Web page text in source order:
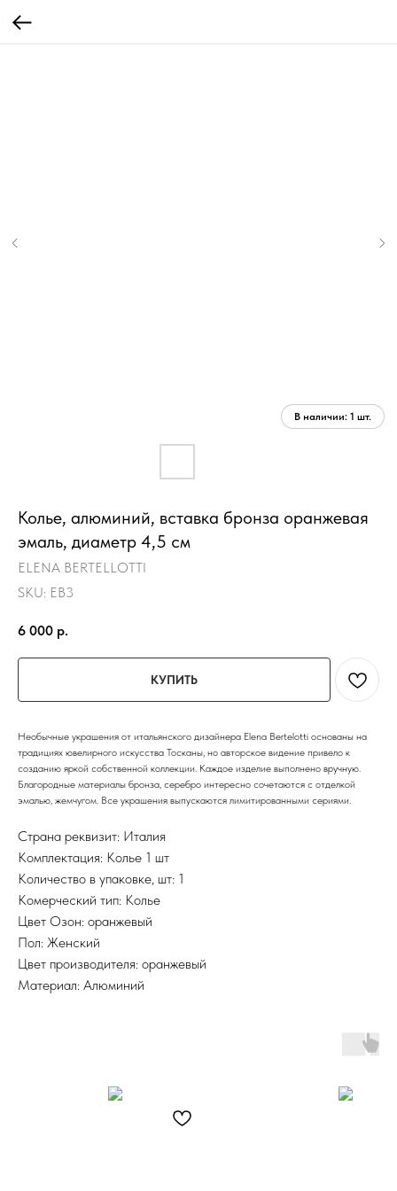
Колье, алюминий, вставка бронза оранжевая
эмаль, диаметр 4,5 см
ELENA BERTELLOTTI
SKU: EB3
6 000 р.
КУПИТЬ
Необычные украшения от итальянского дизайнера Elena Bertelotti основаны на
традициях ювелирного искусства Тосканы, но авторское видение привело к
созданию яркой собственной коллекции. Каждое изделие выполнено вручную.
Благородные материалы бронза, серебро интересно сочетаются с отделкой
эмалью, жемчугом. Все украшения выпускаются лимитированными сериями.
Страна реквизит: Италия
Комплектация: Колье 1 шт
Количество в упаковке, шт: 1
Комерческий тип: Колье
Цвет Озон: оранжевый
Пол: Женский
Цвет производителя: оранжевый
Материал: Алюминий